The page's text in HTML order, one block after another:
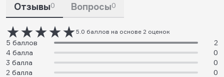
Отзывы0 Вопросы0
5.0 баллов на основе 2 оценок
5 баллов
2
4 балла
0
3 балла
0
2 балла
0